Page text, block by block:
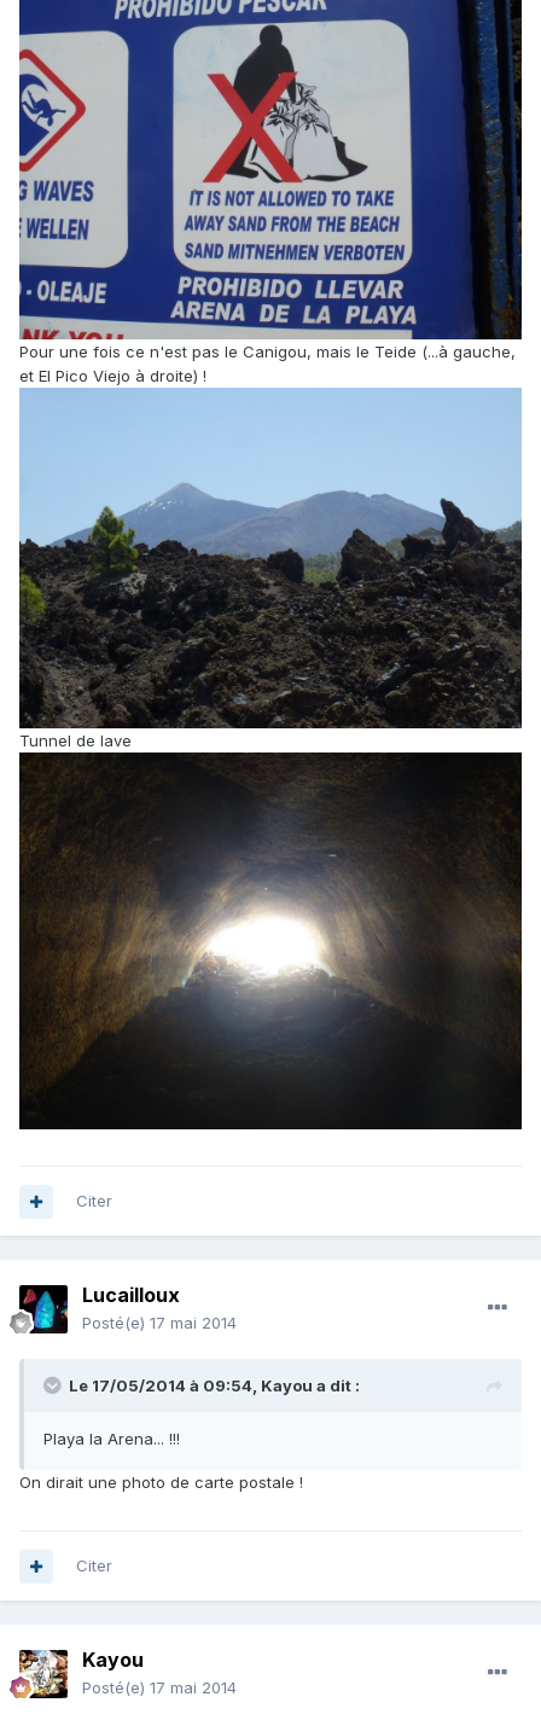
Pour une fois ce n'est pas le Canigou, mais le Teide (...à gauche,
et El Pico Viejo à droite) !
Tunnel de lave
Citer
Lucailloux
Posté(e) 17 mai 2014
Le 17/05/2014 à 09:54, Kayou a dit :
Playa la Arena... !!!
On dirait une photo de carte postale !
Citer
Kayou
Posté(e) 17 mai 2014